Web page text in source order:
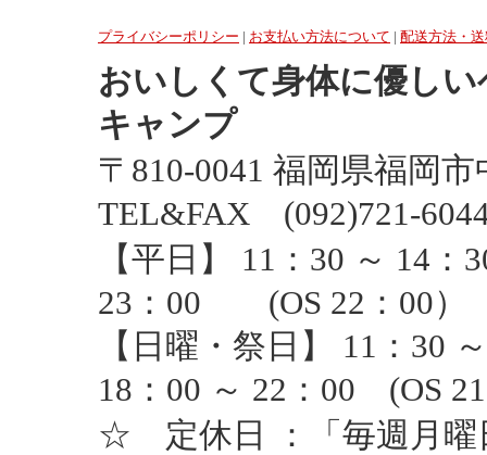
プライバシーポリシー お支払い方法について 配送方法・
おいしくて身体に優し
キャンプ
〒810-0041 福岡県福岡
TEL&FAX (092)721-
【平日】 11：30 ～ 14
23：00 (OS 22：00）
【日曜・祭日】 11：
18：00 ～ 22：00 (OS
☆ 定休日 ：「毎週月曜